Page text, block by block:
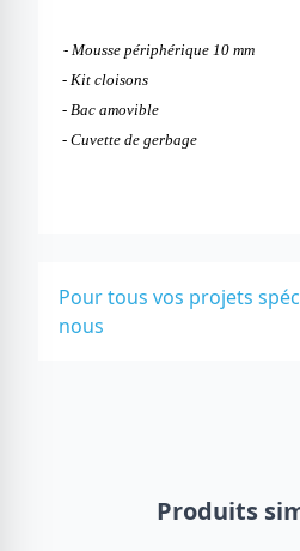
- Mousse périphérique 10 mm
- Kit cloisons
- Bac amovible
- Cuvette de gerbage
Pour tous vos projets
nous
Produits